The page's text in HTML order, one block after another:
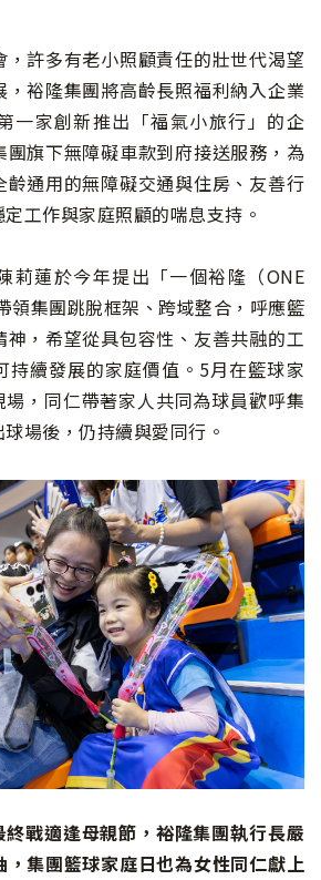
，許多有老小照顧責任的壯世代渴望
，裕隆集團將高齡長照福利納入企業
一家創新推出「福氣小旅行」的企
團旗下無障礙車款到府接送服務，為
齡通用的無障礙交通與住房、友善行
工作與家庭照顧的喘息支持。
莉蓮於今年提出「一個裕隆（ONE
領集團跳脫框架、跨域整合，呼應籃
，希望從具包容性、友善共融的工
持續發展的家庭價值。5月在籃球家
，同仁帶著家人共同為球員歡呼集
場後，仍持續與愛同行。
戰適逢母親節，裕隆集團執行長嚴
，集團籃球家庭日也為女性同仁獻上